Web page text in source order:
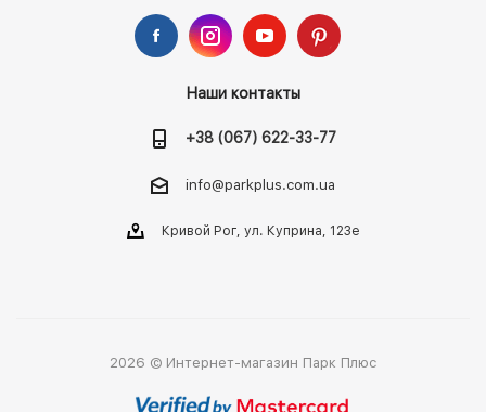
Наши контакты
+38 (067) 622-33-77
info@parkplus.com.ua
Кривой Рог, ул. Куприна, 123е
2026 © Интернет-магазин Парк Плюс